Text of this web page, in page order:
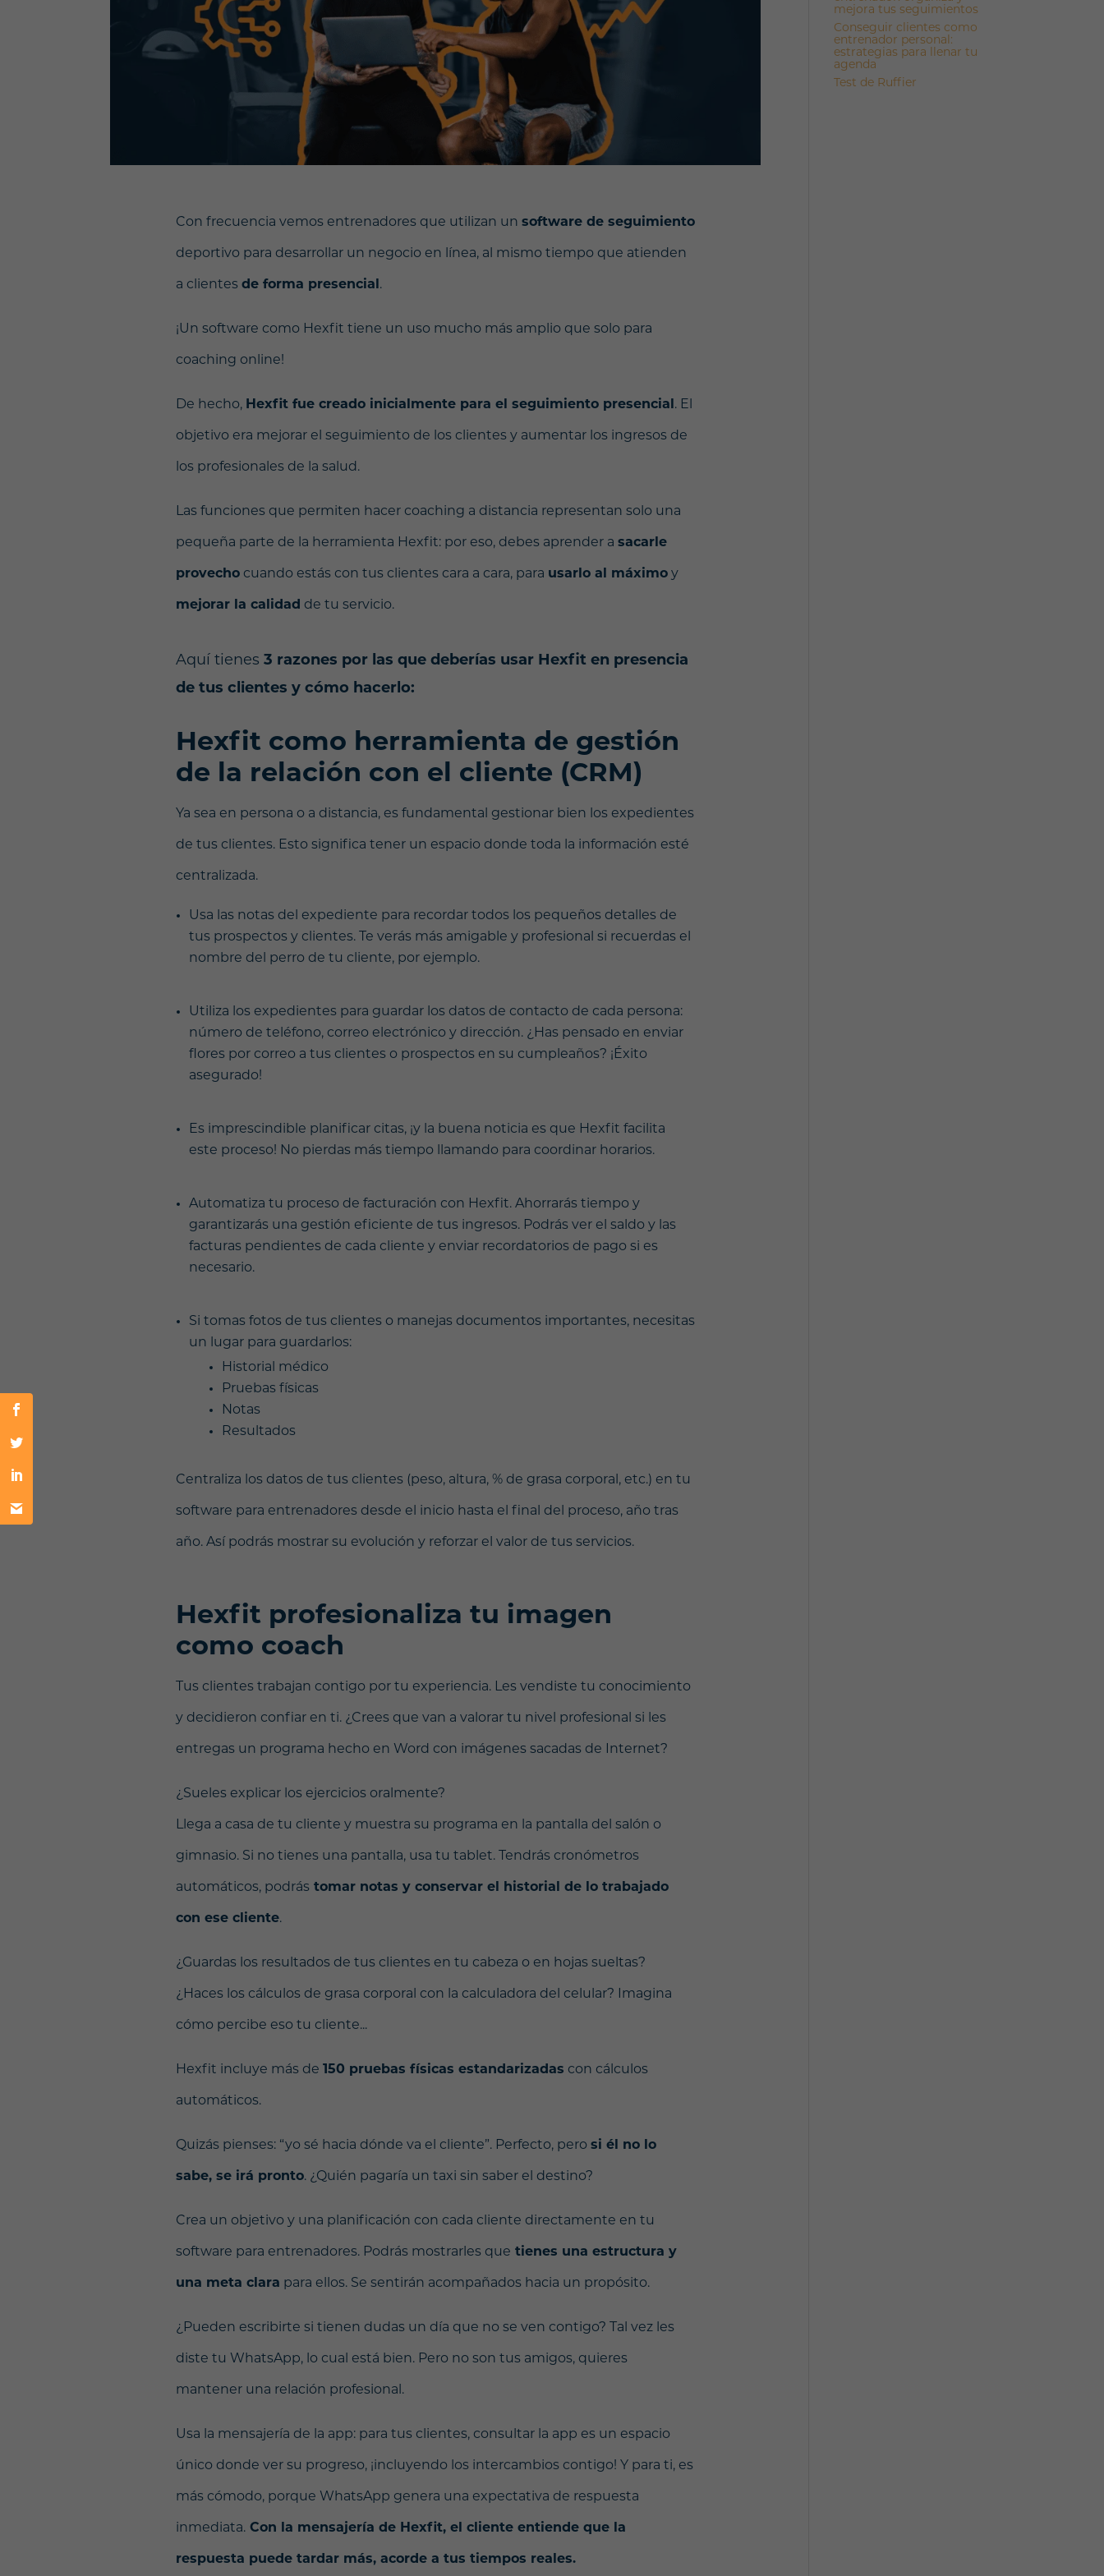
Con frecuencia vemos entrenadores que utilizan un software de seguimiento
deportivo para desarrollar un negocio en línea, al mismo tiempo que atienden
a clientes de forma presencial .
¡Un software como Hexfit tiene un uso mucho más amplio que solo para
coaching online!
De hecho, Hexfit fue creado inicialmente para el seguimiento presencial . El
objetivo era mejorar el seguimiento de los clientes y aumentar los ingresos de
los profesionales de la salud.
Las funciones que permiten hacer coaching a distancia representan solo una
pequeña parte de la herramienta Hexfit: por eso, debes aprender a sacarle
provechocuando estás con tus clientes cara a cara, para usarlo al máximoy
mejorar la calidad de tu servicio.
Aquí tienes 3 razones por las que deberías usar Hexfit en presencia
de tus clientes y cómo hacerlo:
Hexfit como herramienta de gestión
de la relación con el cliente (CRM)
Ya sea en persona o a distancia, es fundamental gestionar bien los expedientes
de tus clientes. Esto significa tener un espacio donde toda la información esté
centralizada.
Usa las notas del expediente para recordar todos los pequeños detalles de
tus prospectos y clientes. Te verás más amigable y profesional si recuerdas el
nombre del perro de tu cliente, por ejemplo.
Utiliza los expedientes para guardar los datos de contacto de cada persona:
número de teléfono, correo electrónico y dirección. ¿Has pensado en enviar
flores por correo a tus clientes o prospectos en su cumpleaños? ¡Éxito
asegurado!
Es imprescindible planificar citas, ¡y la buena noticia es que Hexfit facilita
este proceso! No pierdas más tiempo llamando para coordinar horarios.
Automatiza tu proceso de facturación con Hexfit. Ahorrarás tiempo y
garantizarás una gestión eficiente de tus ingresos. Podrás ver el saldo y las
facturas pendientes de cada cliente y enviar recordatorios de pago si es
necesario.
Si tomas fotos de tus clientes o manejas documentos importantes, necesitas
un lugar para guardarlos:
Historial médico
Pruebas físicas
Notas
Resultados
Centraliza los datos de tus clientes (peso, altura, % de grasa corporal, etc.) en tu
software para entrenadores desde el inicio hasta el final del proceso, año tras
año. Así podrás mostrar su evolución y reforzar el valor de tus servicios.
Hexfit profesionaliza tu imagen
como coach
Tus clientes trabajan contigo por tu experiencia. Les vendiste tu conocimiento
y decidieron confiar en ti. ¿Crees que van a valorar tu nivel profesional si les
entregas un programa hecho en Word con imágenes sacadas de Internet?
¿Sueles explicar los ejercicios oralmente?
Llega a casa de tu cliente y muestra su programa en la pantalla del salón o
gimnasio. Si no tienes una pantalla, usa tu tablet. Tendrás cronómetros
automáticos, podrástomar notas y conservar el historial de lo trabajado
con ese cliente.
¿Guardas los resultados de tus clientes en tu cabeza o en hojas sueltas?
¿Haces los cálculos de grasa corporal con la calculadora del celular? Imagina
cómo percibe eso tu cliente...
Hexfit incluye más de 150 pruebas físicas estandarizadas con cálculos
automáticos.
Quizás pienses: “yo sé hacia dónde va el cliente”. Perfecto, pero si él no lo
sabe, se irá pronto. ¿Quién pagaría un taxi sin saber el destino?
Crea un objetivo y una planificación con cada cliente directamente en tu
software para entrenadores. Podrás mostrarles que tienes una estructura y
una meta clara para ellos. Se sentirán acompañados hacia un propósito.
¿Pueden escribirte si tienen dudas un día que no se ven contigo? Tal vez les
diste tu WhatsApp, lo cual está bien. Pero no son tus amigos, quieres
mantener una relación profesional.
Usa la mensajería de la app: para tus clientes, consultar la app es un espacio
único donde ver su progreso, ¡incluyendo los intercambios contigo! Y para ti, es
más cómodo, porque WhatsApp genera una expectativa de respuesta
inmediata.Con la mensajería de Hexfit, el cliente entiende que la
respuesta puede tardar más, acorde a tus tiempos reales.
mejora tus seguimientos
Conseguir clientes como
entrenador personal:
estrategias para llenar tu
agenda
Test de Ruffier